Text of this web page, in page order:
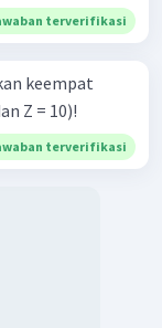
terverifikasi
keempat
Z = 10)!
terverifikasi